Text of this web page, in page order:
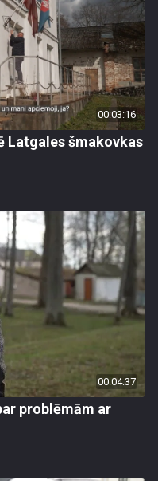
00:03:16
Latgales šmakovkas
00:04:37
problēmām ar